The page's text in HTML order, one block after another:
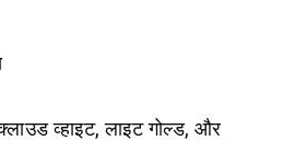
व्हाइट, लाइट गोल्ड, और